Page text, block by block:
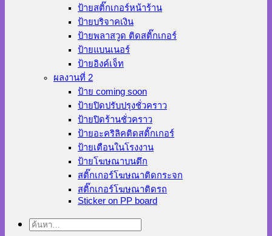
ป้ายสติ๊กเกอร์หน้าร้าน
ป้ายบริจาคเงิน
ป้ายพลาสวูด ติดสติ๊กเกอร์
ป้ายแบนเนอร์
ป้ายอิงค์เจ็ท
ผลงานที่ 2
ป้าย coming soon
ป้ายปิดปรับปรุงชั่วคราว
ป้ายปิดร้านชั่วคราว
ป้ายอะคริลิคติดสติ๊กเกอร์
ป้ายเตือนในโรงงาน
ป้ายโฆษณาบนตึก
สติ๊กเกอร์โฆษณาติดกระจก
สติ๊กเกอร์โฆษณาติดรถ
Sticker on PP board
ค้นหา: